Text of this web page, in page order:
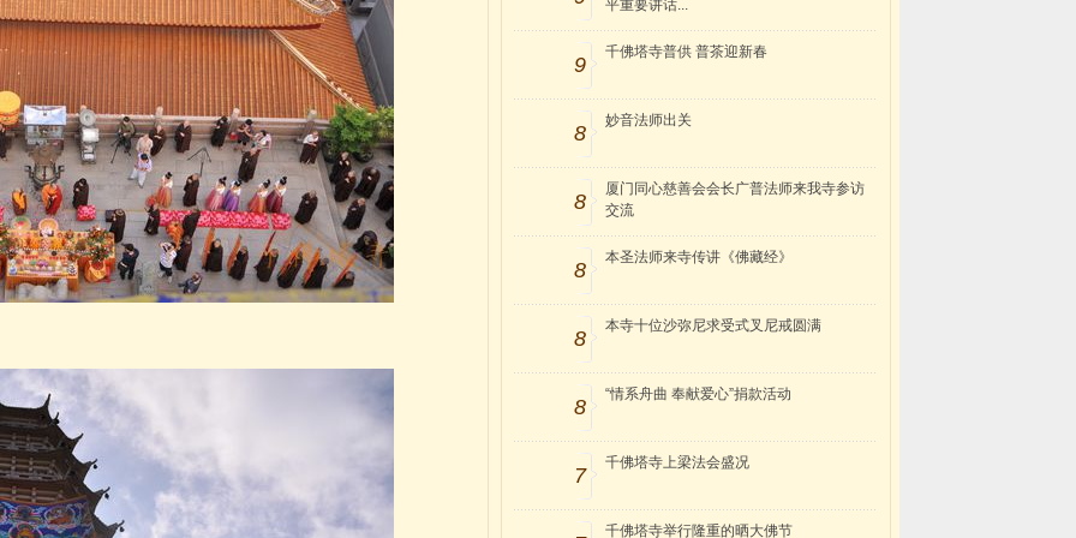
平重要讲话...
9
千佛塔寺普供 普茶迎新春
8
妙音法师出关
8
厦门同心慈善会会长广普法师来我寺参访
交流
8
本圣法师来寺传讲《佛藏经》
8
本寺十位沙弥尼求受式叉尼戒圆满
8
“情系舟曲 奉献爱心”捐款活动
7
千佛塔寺上梁法会盛况
千佛塔寺举行隆重的晒大佛节